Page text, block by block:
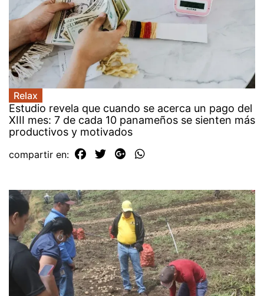
Relax
Estudio revela que cuando se acerca un pago del
XIII mes: 7 de cada 10 panameños se sienten más
productivos y motivados
compartir en: